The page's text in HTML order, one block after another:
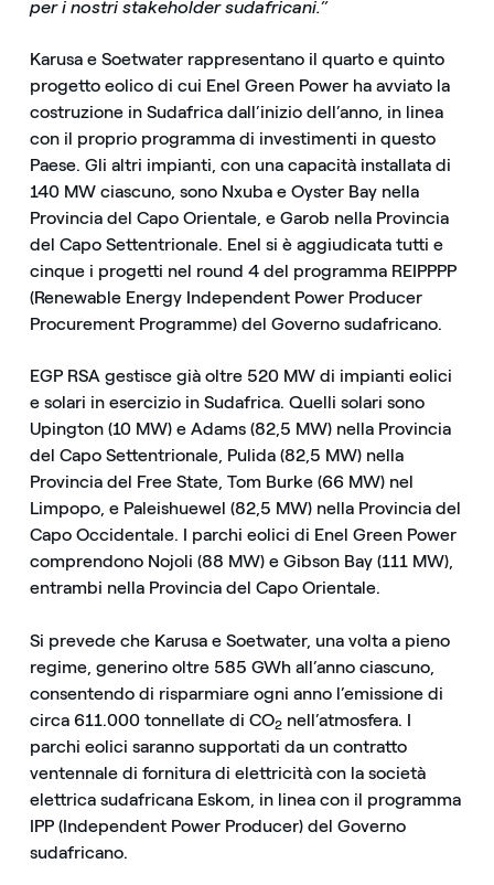
per i nostri stakeholder sudafricani.”
Karusa e Soetwater rappresentano il quarto e quinto
progetto eolico di cui Enel Green Power ha avviato la
costruzione in Sudafrica dall’inizio dell’anno, in linea
con il proprio programma di investimenti in questo
Paese. Gli altri impianti, con una capacità installata di
140 MW ciascuno, sono Nxuba e Oyster Bay nella
Provincia del Capo Orientale, e Garob nella Provincia
del Capo Settentrionale. Enel si è aggiudicata tutti e
cinque i progetti nel round 4 del programma REIPPPP
(Renewable Energy Independent Power Producer
Procurement Programme) del Governo sudafricano.
EGP RSA gestisce già oltre 520 MW di impianti eolici
e solari in esercizio in Sudafrica. Quelli solari sono
Upington (10 MW) e Adams (82,5 MW) nella Provincia
del Capo Settentrionale, Pulida (82,5 MW) nella
Provincia del Free State, Tom Burke (66 MW) nel
Limpopo, e Paleishuewel (82,5 MW) nella Provincia del
Capo Occidentale. I parchi eolici di Enel Green Power
comprendono Nojoli (88 MW) e Gibson Bay (111 MW),
entrambi nella Provincia del Capo Orientale.
Si prevede che Karusa e Soetwater, una volta a pieno
regime, generino oltre 585 GWh all’anno ciascuno,
consentendo di risparmiare ogni anno l’emissione di
circa 611.000 tonnellate di CO2nell’atmosfera. I
parchi eolici saranno supportati da un contratto
ventennale di fornitura di elettricità con la società
elettrica sudafricana Eskom, in linea con il programma
IPP (Independent Power Producer) del Governo
sudafricano.